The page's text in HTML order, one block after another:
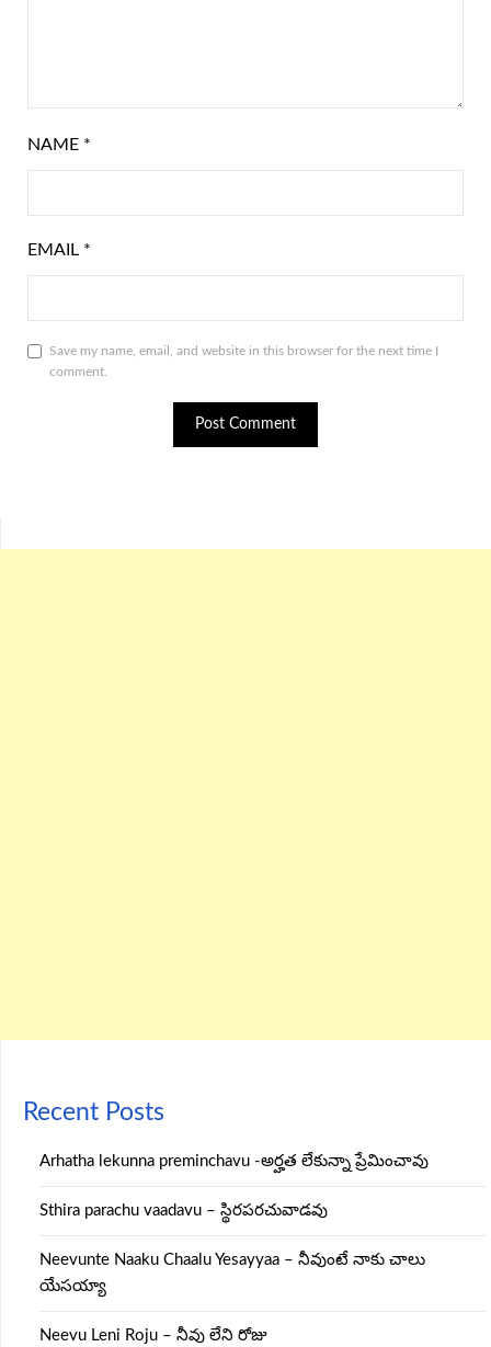
NAME *
EMAIL *
Save my name, email, and website in this browser for the next time I
comment.
Recent Posts
Arhatha lekunna preminchavu -అర్హత లేకున్నా ప్రేమించావు
Sthira parachu vaadavu – స్థిరపరచువాడవు
Neevunte Naaku Chaalu Yesayyaa – నీవుంటే నాకు చాలు
యేసయ్యా
Neevu Leni Roju – నీవు లేని రోజు